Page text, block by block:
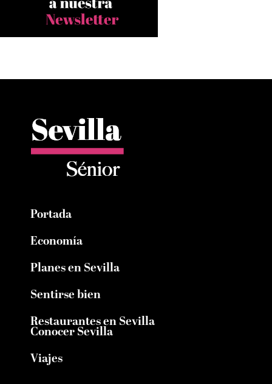
Portada
Economía
Planes en Sevilla
Sentirse bien
Restaurantes en Sevilla
Conocer Sevilla
Viajes